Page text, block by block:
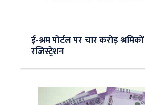
ई-श्रम पोर्टल पर चार करोड़
रजिस्ट्रेशन